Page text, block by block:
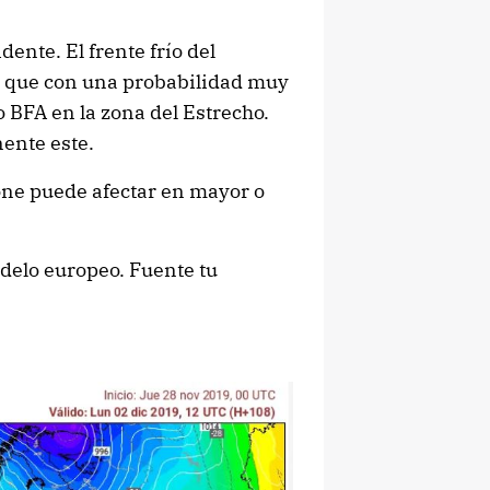
El frente frío del
con una probabilidad muy
en la zona del Estrecho.
este.
puede afectar en mayor o
europeo. Fuente tu